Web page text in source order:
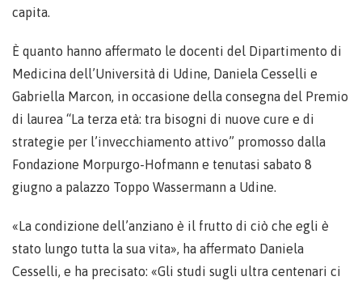
capita.
È quanto hanno affermato le docenti del Dipartimento di
Medicina dell’Università di Udine, Daniela Cesselli e
Gabriella Marcon, in occasione della consegna del Premio
di laurea “La terza età: tra bisogni di nuove cure e di
strategie per l’invecchiamento attivo” promosso dalla
Fondazione Morpurgo-Hofmann e tenutasi sabato 8
giugno a palazzo Toppo Wassermann a Udine.
«La condizione dell’anziano è il frutto di ciò che egli è
stato lungo tutta la sua vita», ha affermato Daniela
Cesselli, e ha precisato: «Gli studi sugli ultra centenari ci